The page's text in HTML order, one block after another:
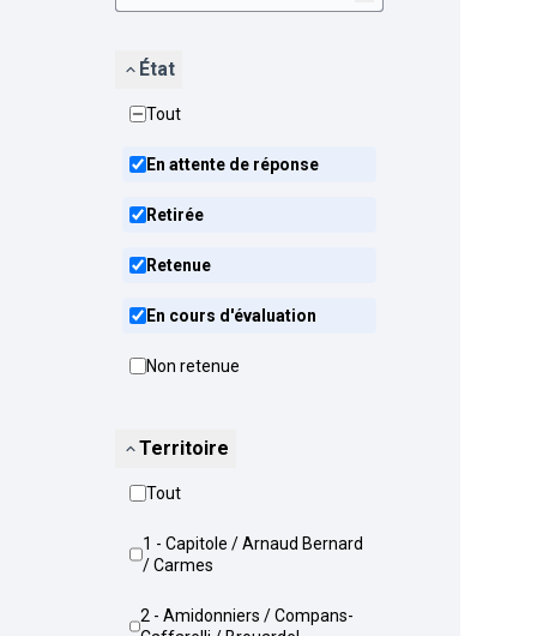
État
Tout
En attente de réponse
Retirée
Retenue
En cours d'évaluation
Non retenue
Territoire
Tout
1 - Capitole / Arnaud Bernard
/ Carmes
2 - Amidonniers / Compans-